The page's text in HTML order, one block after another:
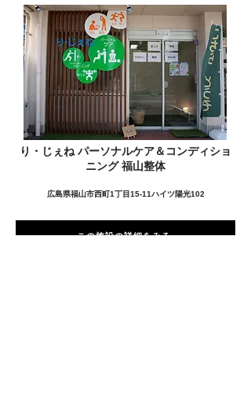
り・じぇね パーソナルケア＆コンディショ
ニング 福山整体
広島県福山市西町1丁目15-11ハイツ陽光102
この施設の詳細をみる